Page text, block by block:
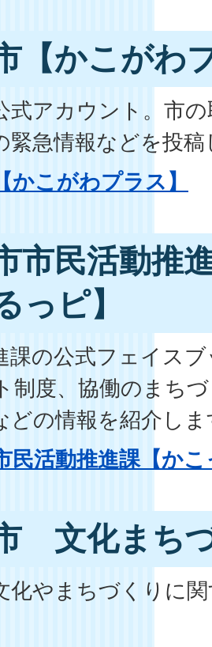
【かこがわ
式アカウント。市
緊急情報などを投
かこがわプラス】
市民活動推
ピ】
課の公式フェイス
制度、協働のまち
どの情報を紹介し
民活動推進課【か
文化まち
化やまちづくりに